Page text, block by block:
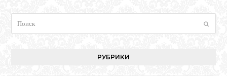
РУБРИКИ